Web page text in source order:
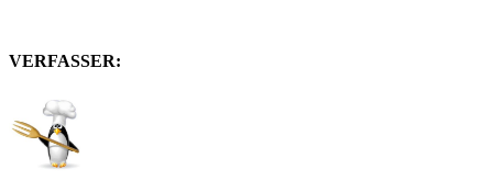
VERFASSER: